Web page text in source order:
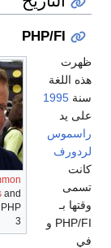
component, and
, who rewrote theparser